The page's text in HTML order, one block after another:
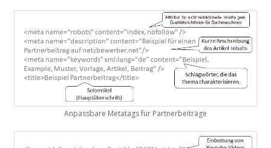
Anpassbare Metatags für Partnerbeiträge